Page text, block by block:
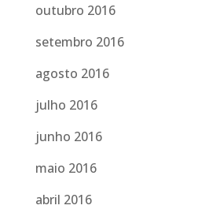
outubro 2016
setembro 2016
agosto 2016
julho 2016
junho 2016
maio 2016
abril 2016